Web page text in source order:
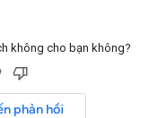
không cho bạn không?
phản hồi